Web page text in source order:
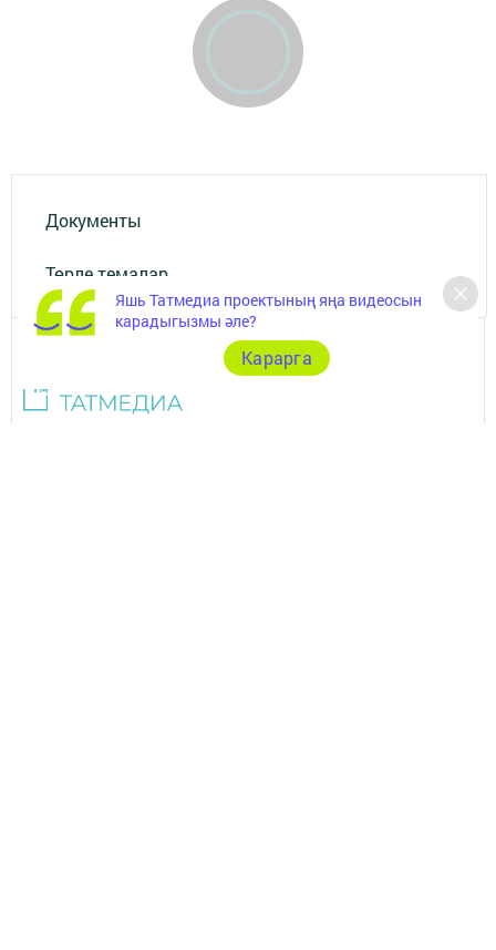
Документы
Төрле темалар
Яшь Татмедиа проектының яңа видеосын
карадыгызмы әле?
Карарга